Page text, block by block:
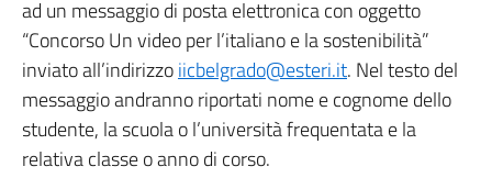
ad un messaggio di posta elettronica con oggetto
“Concorso Un video per l’italiano e la sostenibilità”
inviato all’indirizzoiicbelgrado@esteri.it. Nel testo del
messaggio andranno riportati nome e cognome dello
studente, la scuola o l’università frequentata e la
relativa classe o anno di corso.